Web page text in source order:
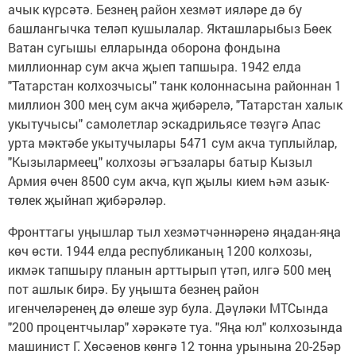
ачык күрсәтә. Безнең район хезмәт ияләре дә бу
башлангычка теләп кушылалар. Якташларыбыз Бөек
Ватан сугышы елларында оборона фондына
миллионнар сум акча җыеп тапшыра. 1942 елда
"Татарстан колхозчысы" танк колоннасына районнан 1
миллион 300 мең сум акча җибәрелә, "Татарстан халык
укытучысы" самолетлар эскадрильясе төзүгә Апас
урта мәктәбе укытучылары 5471 сум акча туплыйлар,
"Кызылармеец" колхозы әгъзалары батыр Кызыл
Армия өчен 8500 сум акча, күп җылы кием һәм азык-
төлек җыйнап җибәрәләр.
Фронттагы уңышлар тыл хезмәтчәннәренә яңадан-яңа
көч өсти. 1944 елда республиканың 1200 колхозы,
икмәк тапшыру планын арттырып үтәп, илгә 500 мең
пот ашлык бирә. Бу уңышта безнең район
игенчеләренең дә өлеше зур була. Дәүләки МТСында
"200 процентчылар" хәрәкәте туа. "Яңа юл" колхозында
машинист Г. Хөсәенов көнгә 12 тонна урынына 20-25әр